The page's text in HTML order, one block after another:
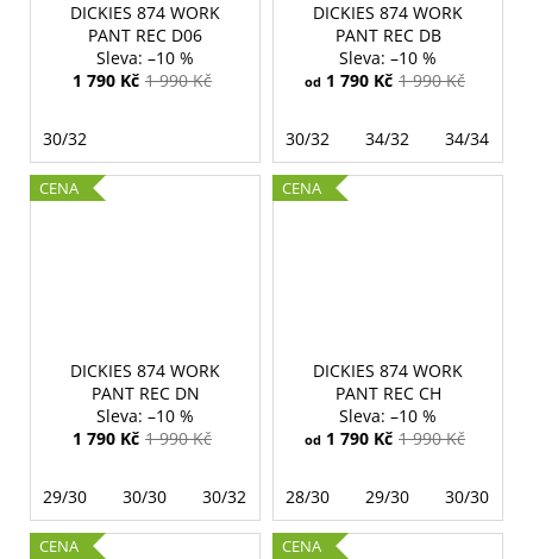
DICKIES 874 WORK
PANT REC D06
–10 %
1 790 Kč 1 990 Kč
30/32
DICKIES 874 WORK
PANT REC DB
–10 %
od 1 790 Kč 1 990 Kč
30/32 34/32 34/34
CENA
DICKIES 874 WORK
PANT REC DN
–10 %
1 790 Kč 1 990 Kč
29/30 30/30 30/32 30/34 31/34 32/30
CENA
DICKIES 874 WORK
PANT REC CH
–10 %
od 1 790 Kč 1 990 Kč
28/30 29/30 30/30
CENA CENA